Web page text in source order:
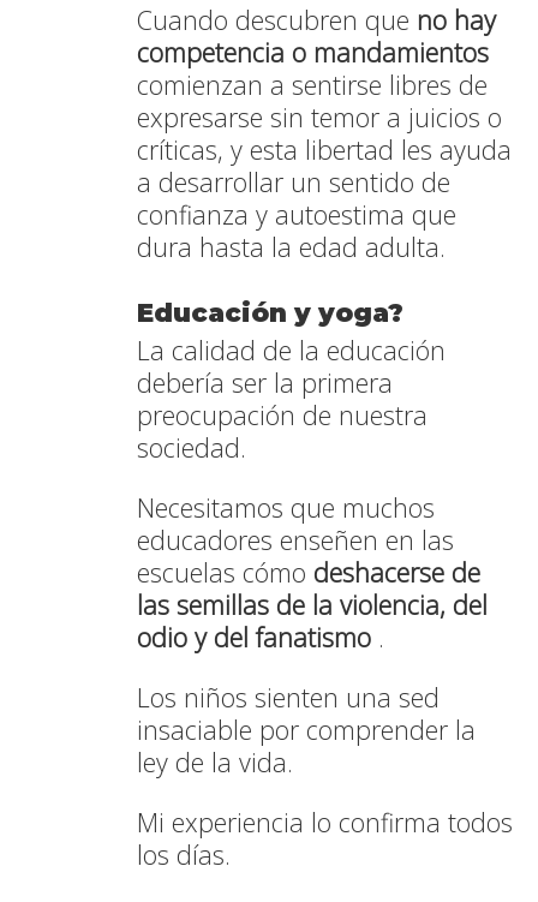
Cuando descubren que no hay
competencia o mandamientos
comienzan a sentirse libres de
expresarse sin temor a juicios o
críticas, y esta libertad les ayuda
a desarrollar un sentido de
confianza y autoestima que
dura hasta la edad adulta.
Educación y yoga?
La calidad de la educación
debería ser la primera
preocupación de nuestra
sociedad.
Necesitamos que muchos
educadores enseñen en las
escuelas cómo deshacerse de
las semillas de la violencia, del
odio y del fanatismo.
Los niños sienten una sed
insaciable por comprender la
ley de la vida.
Mi experiencia lo confirma todos
los días.